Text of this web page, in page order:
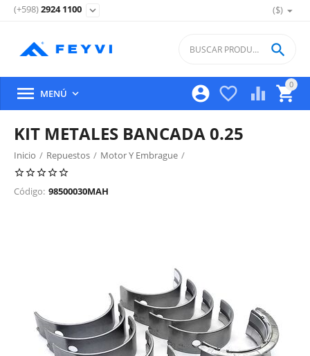
($)
(+598)2924 1100 expand_more
0

 


 MENÚ 
KIT METALES BANCADA 0.25
Inicio / Repuestos / Motor Y Embrague /
Block Motor, Cigueñal, Piston Y Partes
Código: 98500030MAH